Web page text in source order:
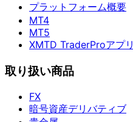
プラットフォーム概要
MT4
MT5
XMTD TraderProアプリ
取り扱い商品
FX
暗号資産デリバティブ